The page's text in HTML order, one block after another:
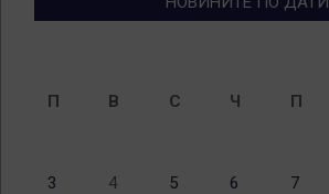
П
В С Ч П
3 4 5 6 7